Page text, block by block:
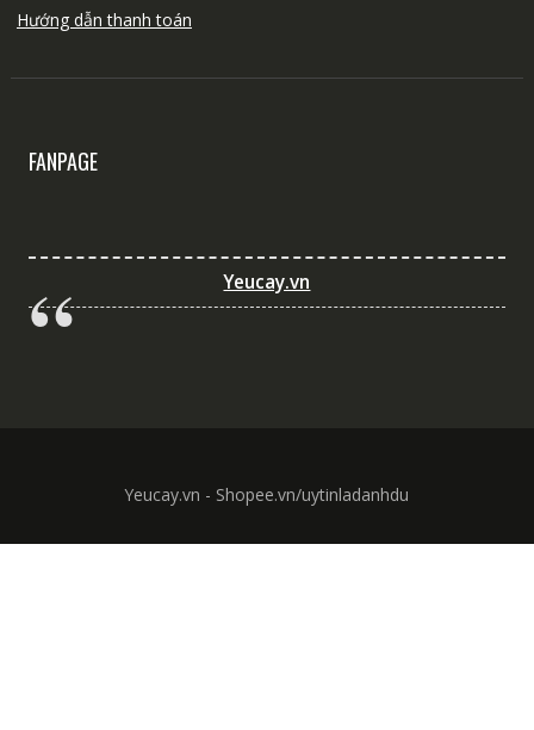
Hướng dẫn thanh toán
FANPAGE
Yeucay.vn
Yeucay.vn - Shopee.vn/uytinladanhdu